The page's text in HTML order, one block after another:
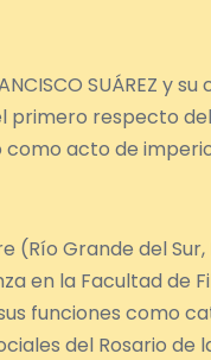
SUÁREZ y
primero respecto
acto de
Grande del
en la Facultad de
funciones como
del Rosario de